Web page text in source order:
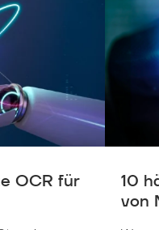
OCR für
10
von